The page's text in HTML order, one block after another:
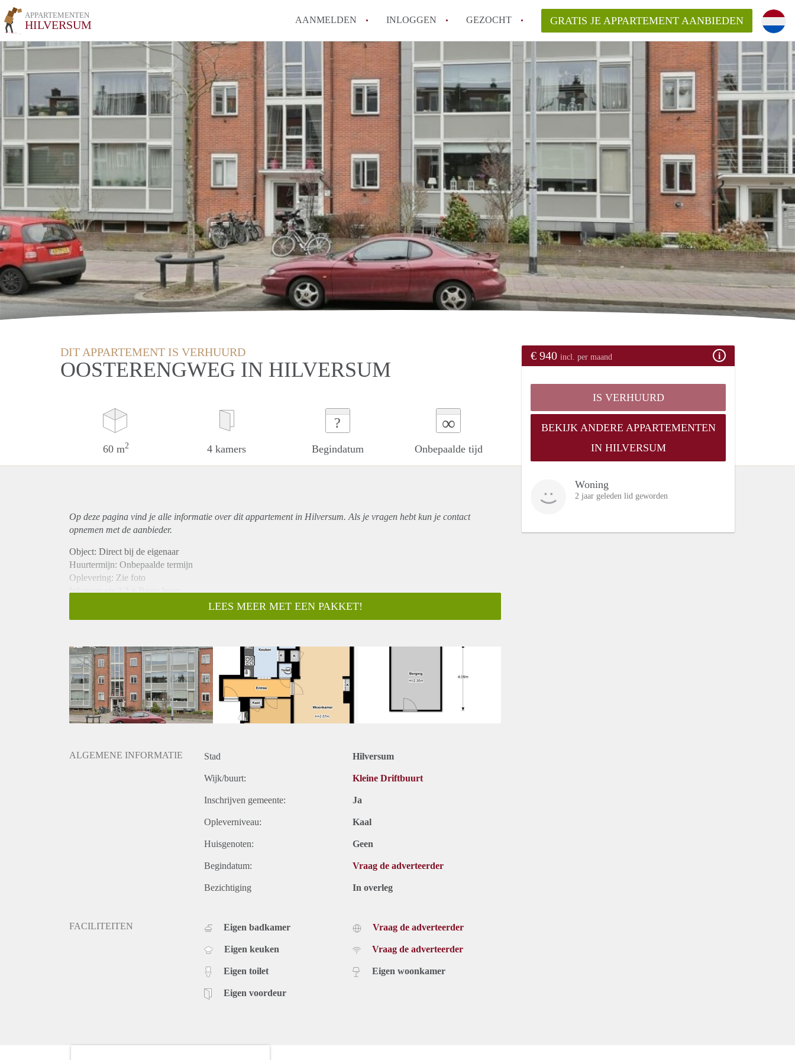
APPARTEMENTEN
HILVERSUM AANMELDEN INLOGGEN GEZOCHT GRATIS JE APPARTEMENT AANBIEDEN
DIT APPARTEMENT IS VERHUURD
OOSTERENGWEG IN HILVERSUM
60 m2 4 kamers
?
Begindatum
∞
Onbepaalde tijd
€ 940 incl. per maand
IS VERHUURD
BEKIJK ANDERE APPARTEMENTEN
IN HILVERSUM
Woning
2 jaar geleden lid geworden
Op deze pagina vind je alle informatie over ditappartementin Hilversum. Als je vragen hebt kun je contact
opnemen met de aanbieder.
Object: Direct bij de eigenaar
Huurtermijn: Onbepaalde termijn
Oplevering: Zie foto
Inkomen eis:3,2 x Bruto huur
Borg: 1 Maand
Huisdieren toegestaan: Afhankelijk van de Eigenaar
Huurtoeslag grens: Nee
Geschikt voor studenten: Afhankelijk van de Eigenaar
LEES MEER MET EEN PAKKET!
ALGEMENE INFORMATIE Stad Hilversum
Wijk/buurt: Kleine Driftbuurt
Inschrijven gemeente: Ja
Opleverniveau: Kaal
Huisgenoten: Geen
Begindatum: Vraag de adverteerder
Bezichtiging In overleg
FACILITEITEN Eigen badkamer
Eigen keuken
Eigen toilet
Eigen voordeur
Vraag de adverteerder
Vraag de adverteerder
Eigen woonkamer